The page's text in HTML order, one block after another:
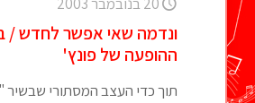
20 בנובמבר 2003
ונדמה שאי אפשר לחדש /
ההופעה של פונץ'
תוך כדי העצב המסתורי שבשיר